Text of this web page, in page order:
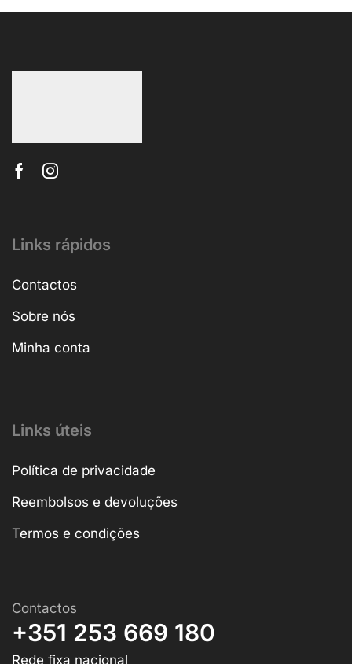
Links rápidos
Contactos
Sobre nós
Minha conta
Links úteis
Política de privacidade
Reembolsos e devoluções
Termos e condições
Contactos
+351 253 669 180
Rede fixa nacional